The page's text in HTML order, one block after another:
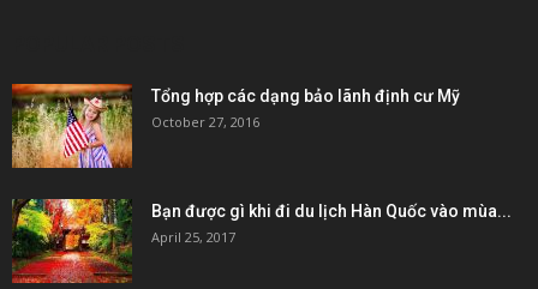
Tổng hợp các dạng bảo lãnh định cư Mỹ
October 27, 2016
Bạn được gì khi đi du lịch Hàn Quốc vào mùa...
April 25, 2017